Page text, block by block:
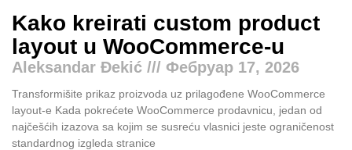
Kako kreirati custom product
layout u WooCommerce-u
Aleksandar Đekić Фебруар 17, 2026
Transformišite prikaz proizvoda uz prilagođene WooCommerce
layout-e Kada pokrećete WooCommerce prodavnicu, jedan od
najčešćih izazova sa kojim se susreću vlasnici jeste ograničenost
standardnog izgleda stranice